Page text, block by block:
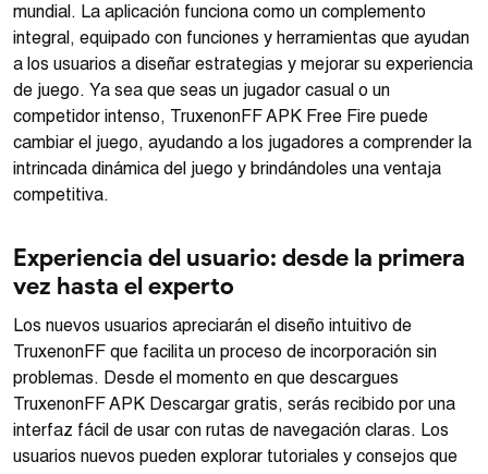
mundial. La aplicación funciona como un complemento
integral, equipado con funciones y herramientas que ayudan
a los usuarios a diseñar estrategias y mejorar su experiencia
de juego. Ya sea que seas un jugador casual o un
competidor intenso, TruxenonFF APK Free Fire puede
cambiar el juego, ayudando a los jugadores a comprender la
intrincada dinámica del juego y brindándoles una ventaja
competitiva.
Experiencia del usuario: desde la primera
vez hasta el experto
Los nuevos usuarios apreciarán el diseño intuitivo de
TruxenonFF que facilita un proceso de incorporación sin
problemas. Desde el momento en que descargues
TruxenonFF APK Descargar gratis, serás recibido por una
interfaz fácil de usar con rutas de navegación claras. Los
usuarios nuevos pueden explorar tutoriales y consejos que